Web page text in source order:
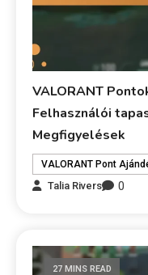
VALORANT
Felhasználói
Megfigyelések
VALORANT Pont
Talia Rivers
0
27 MINS READ